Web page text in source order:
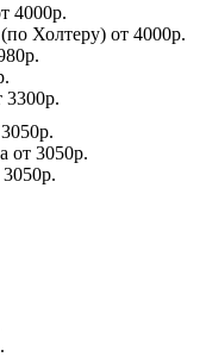
4000р.
Холтеру) от 4000р.
3300р.
3050р.
от 3050р.
3050р.